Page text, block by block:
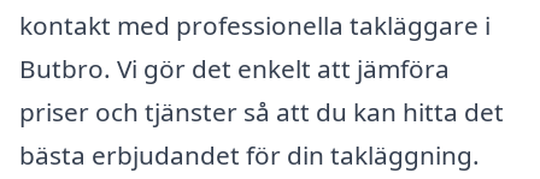
kontakt med professionella takläggare i
Butbro. Vi gör det enkelt att jämföra
priser och tjänster så att du kan hitta det
bästa erbjudandet för din takläggning.